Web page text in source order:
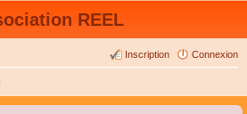
REEL
Connexion
Inscription